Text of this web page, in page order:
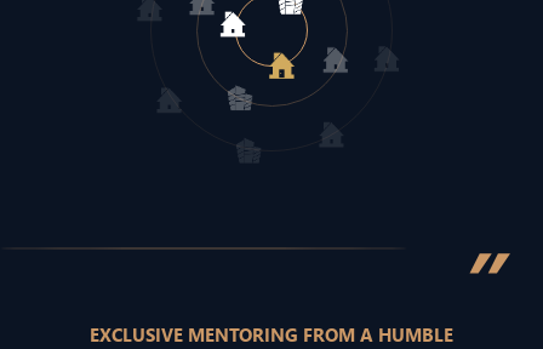
”
EXCLUSIVE MENTORING FROM A HUMBLE